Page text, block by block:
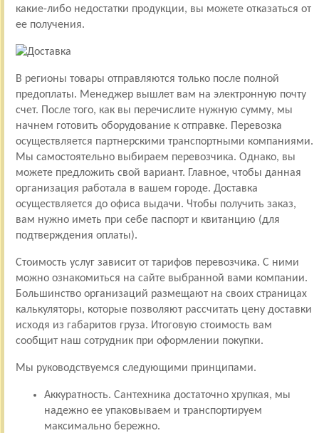
какие-либо недостатки продукции, вы можете отказаться от
ее получения.
В регионы товары отправляются только после полной
предоплаты. Менеджер вышлет вам на электронную почту
счет. После того, как вы перечислите нужную сумму, мы
начнем готовить оборудование к отправке. Перевозка
осуществляется партнерскими транспортными компаниями.
Мы самостоятельно выбираем перевозчика. Однако, вы
можете предложить свой вариант. Главное, чтобы данная
организация работала в вашем городе. Доставка
осуществляется до офиса выдачи. Чтобы получить заказ,
вам нужно иметь при себе паспорт и квитанцию (для
подтверждения оплаты).
Стоимость услуг зависит от тарифов перевозчика. С ними
можно ознакомиться на сайте выбранной вами компании.
Большинство организаций размещают на своих страницах
калькуляторы, которые позволяют рассчитать цену доставки
исходя из габаритов груза. Итоговую стоимость вам
сообщит наш сотрудник при оформлении покупки.
Мы руководствуемся следующими принципами.
Аккуратность. Сантехника достаточно хрупкая, мы
надежно ее упаковываем и транспортируем
максимально бережно.